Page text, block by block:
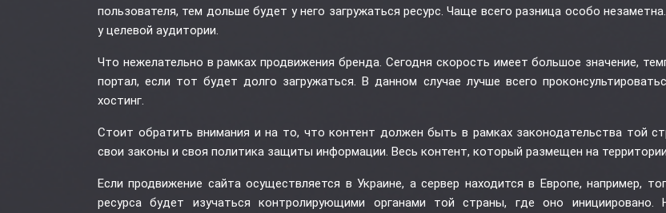
пользователя, тем дольше будет у него загружаться ресурс. Чаще всего разница особо
у целевой аудитории.
Что нежелательно в рамках продвижения бренда. Сегодня скорость имеет большое значение,
портал, если тот будет долго загружаться. В данном случае лучше всего
хостинг.
Стоит обратить внимания и на то, что контент должен быть в рамках законодательства той
свои законы и своя политика защиты информации. Весь контент, который размещен на
Если продвижение сайта осуществляется в Украине, а сервер находится в Европе, например,
ресурса будет изучаться контролирующими органами той страны, где оно